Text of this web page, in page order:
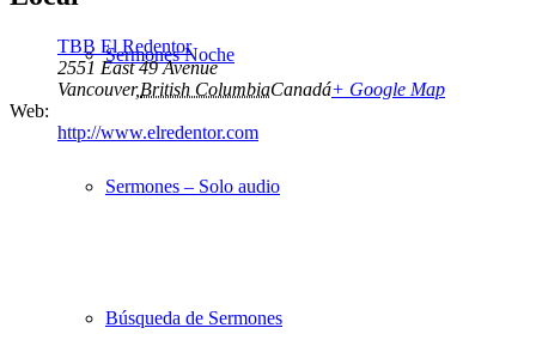
Sermones Noche
Sermones – Solo audio
Búsqueda de Sermones
TBB El Redentor
2551 East 49 Avenue
Vancouver,British ColumbiaCanadá+ Google Map
Web:
http://www.elredentor.com